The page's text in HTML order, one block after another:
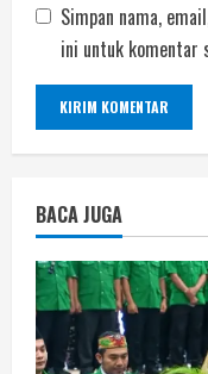
Simpan nama,
ini untuk komentar
BACA JUGA